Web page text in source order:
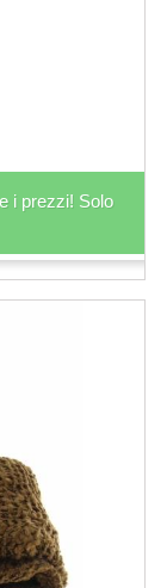
i prezzi! Solo